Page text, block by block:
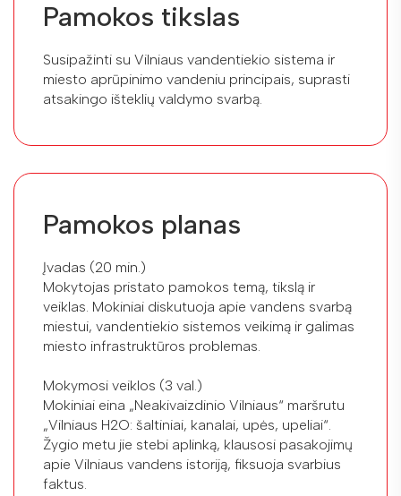
Pamokos tikslas
Susipažinti su Vilniaus vandentiekio sistema ir
miesto aprūpinimo vandeniu principais, suprasti
atsakingo išteklių valdymo svarbą.
Pamokos planas
Įvadas (20 min.)
Mokytojas pristato pamokos temą, tikslą ir
veiklas. Mokiniai diskutuoja apie vandens svarbą
miestui, vandentiekio sistemos veikimą ir galimas
miesto infrastruktūros problemas.
Mokymosi veiklos (3 val.)
Mokiniai eina „Neakivaizdinio Vilniaus“ maršrutu
„Vilniaus H2O: šaltiniai, kanalai, upės, upeliai“.
Žygio metu jie stebi aplinką, klausosi pasakojimų
apie Vilniaus vandens istoriją, fiksuoja svarbius
faktus.